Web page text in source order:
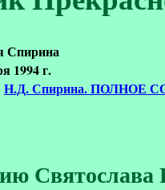
Спирина
1994 г.
Н.Д. Спирина. ПОЛНОЕ
Святослава